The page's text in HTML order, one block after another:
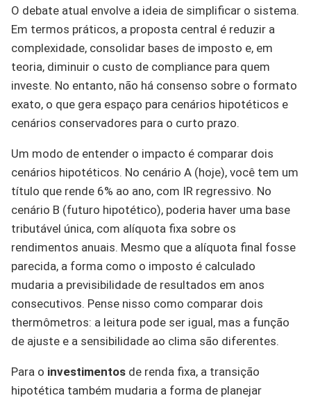
O debate atual envolve a ideia de simplificar o sistema.
Em termos práticos, a proposta central é reduzir a
complexidade, consolidar bases de imposto e, em
teoria, diminuir o custo de compliance para quem
investe. No entanto, não há consenso sobre o formato
exato, o que gera espaço para cenários hipotéticos e
cenários conservadores para o curto prazo.
Um modo de entender o impacto é comparar dois
cenários hipotéticos. No cenário A (hoje), você tem um
título que rende 6% ao ano, com IR regressivo. No
cenário B (futuro hipotético), poderia haver uma base
tributável única, com alíquota fixa sobre os
rendimentos anuais. Mesmo que a alíquota final fosse
parecida, a forma como o imposto é calculado
mudaria a previsibilidade de resultados em anos
consecutivos. Pense nisso como comparar dois
thermômetros: a leitura pode ser igual, mas a função
de ajuste e a sensibilidade ao clima são diferentes.
Para o investimentos de renda fixa, a transição
hipotética também mudaria a forma de planejar